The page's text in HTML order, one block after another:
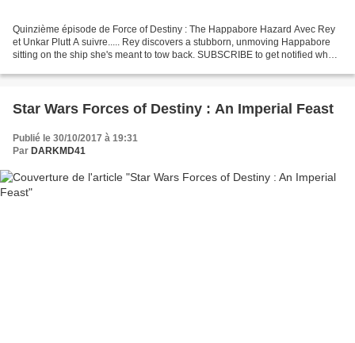
Quinzième épisode de Force of Destiny : The Happabore Hazard Avec Rey
et Unkar Plutt A suivre..... Rey discovers a stubborn, unmoving Happabore
sitting on the ship she's meant to tow back. SUBSCRIBE to get notified when
Star Wars Forces of Destiny : An Imperial Feast
Publié le 30/10/2017 à 19:31
Par DARKMD41